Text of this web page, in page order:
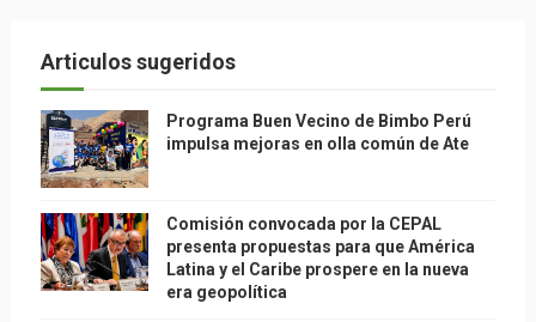
Articulos sugeridos
Programa Buen Vecino de Bimbo Perú
impulsa mejoras en olla común de Ate
Comisión convocada por la CEPAL
presenta propuestas para que América
Latina y el Caribe prospere en la nueva
era geopolítica